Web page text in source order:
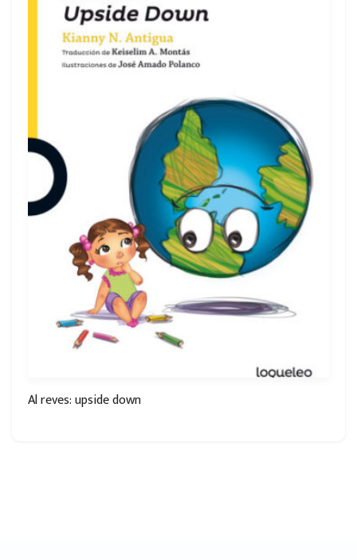
Al reves: upside down